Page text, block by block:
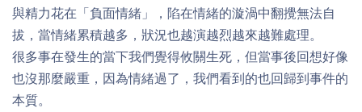
與精力花在「負面情緒」，陷在情緒的漩渦中翻攪無法自
拔，當情緒累積越多，狀況也越演越烈越來越難處理。
很多事在發生的當下我們覺得攸關生死，但當事後回想好像
也沒那麼嚴重，因為情緒過了，我們看到的也回歸到事件的
本質。